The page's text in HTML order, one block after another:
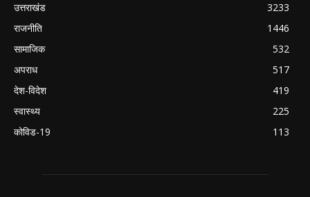
उत्तराखंड
3233
राजनीति
1446
सामाजिक
532
अपराध
517
देश-विदेश
419
स्वास्थ्य
225
कोविड-19
113